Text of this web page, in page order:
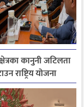
कानुनी जटिलता
राष्ट्रिय योजना
होटल संघ
पाँचबुँदे माग